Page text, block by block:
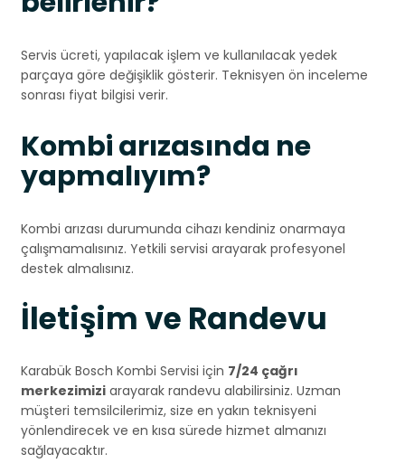
Servis ücreti, yapılacak işlem ve kullanılacak yedek
parçaya göre değişiklik gösterir. Teknisyen ön inceleme
sonrası fiyat bilgisi verir.
Kombi arızasında ne
yapmalıyım?
Kombi arızası durumunda cihazı kendiniz onarmaya
çalışmamalısınız. Yetkili servisi arayarak profesyonel
destek almalısınız.
İletişim ve Randevu
Karabük Bosch Kombi Servisi için 7/24 çağrı
merkezimizi arayarak randevu alabilirsiniz. Uzman
müşteri temsilcilerimiz, size en yakın teknisyeni
yönlendirecek ve en kısa sürede hizmet almanızı
sağlayacaktır.